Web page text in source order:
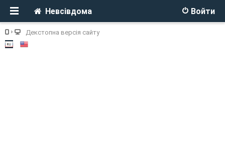
Войти
Невсівдома
Декстопна версія сайту